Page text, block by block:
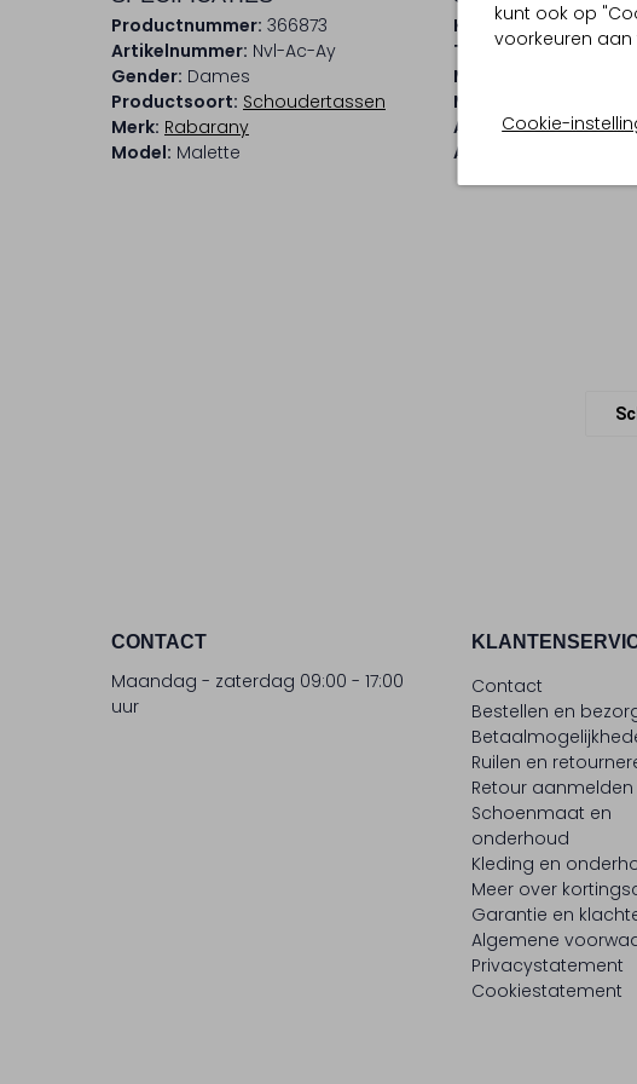
kunt ook op
voorkeuren aan
Cookie-
Productnummer: 366873
Artikelnummer: Nvl-Ac-Ay
Gender: Dames
Productsoort: Schoudertassen
Merk: Rabarany
Model: Malette
Kleur: Beige
Trends: Earthcore
Materiaal buitenkant:
Materiaal
Afmetingen: 52 X 15
Afneembaar hengsel:
CONTACT
Maandag - zaterdag 09:00 - 17:00
uur
Contact
Bestellen en
Ruilen en
Retour aanmelden
Schoenmaat en
onderhoud
Kleding en
Meer over
Garantie en
Algemene
Privacystatement
Cookiestatement